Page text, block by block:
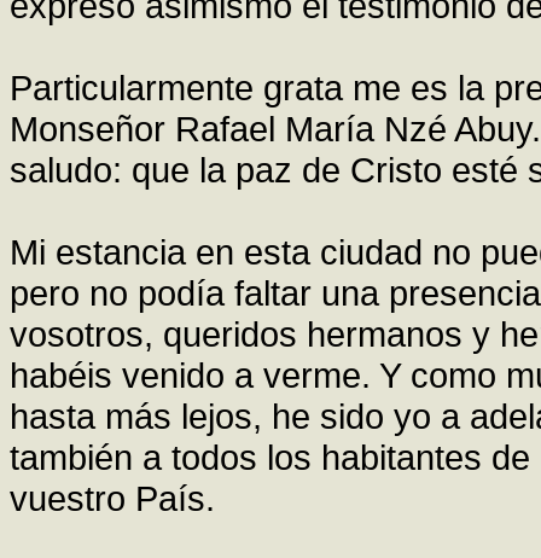
Particularmente grata me es la
Monseñor Rafael María Nzé
saludo: que la paz de Cristo esté
Mi estancia en esta ciudad no
pero no podía faltar una
vosotros, queridos hermanos y
habéis venido a verme. Y como
hasta más lejos, he sido yo a
también a todos los habitantes
vuestro País.